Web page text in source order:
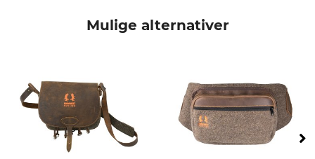
Vægt
1700 g
Mulige alternativer